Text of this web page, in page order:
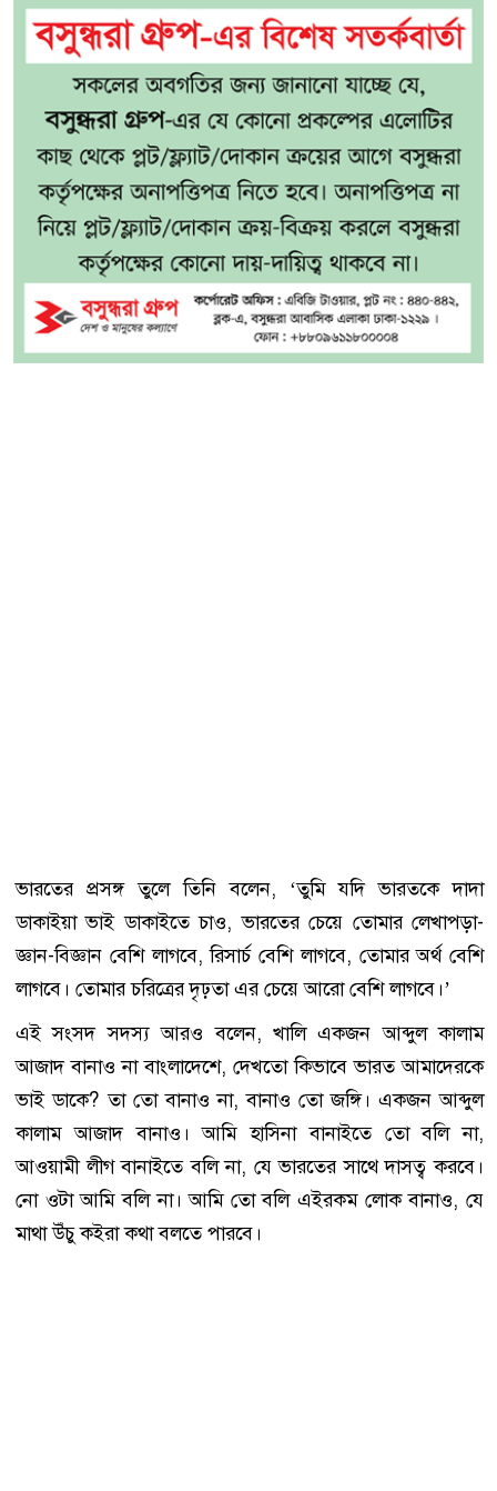
ভারতের প্রসঙ্গ তুলে তিনি বলেন, ‘তুমি যদি ভারতকে দাদা
ডাকাইয়া ভাই ডাকাইতে চাও, ভারতের চেয়ে তোমার লেখাপড়া-
জ্ঞান-বিজ্ঞান বেশি লাগবে, রিসার্চ বেশি লাগবে, তোমার অর্থ বেশি
লাগবে। তোমার চরিত্রের দৃঢ়তা এর চেয়ে আরো বেশি লাগবে।’
এই সংসদ সদস্য আরও বলেন, খালি একজন আব্দুল কালাম
আজাদ বানাও না বাংলাদেশে, দেখতো কিভাবে ভারত আমাদেরকে
ভাই ডাকে? তা তো বানাও না, বানাও তো জঙ্গি। একজন আব্দুল
কালাম আজাদ বানাও। আমি হাসিনা বানাইতে তো বলি না,
আওয়ামী লীগ বানাইতে বলি না, যে ভারতের সাথে দাসত্ব করবে।
নো ওটা আমি বলি না। আমি তো বলি এইরকম লোক বানাও, যে
মাথা উঁচু কইরা কথা বলতে পারবে।